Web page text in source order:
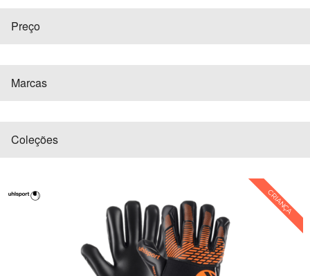
Preço
Marcas
Coleções
CRIANÇA